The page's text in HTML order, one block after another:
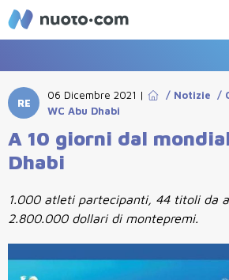
RE
06 Dicembre 2021 | / Notizie /
WC Abu Dhabi
A 10 giorni dal
Dhabi
1.000 atleti partecipanti, 44 titoli da
2.800.000 dollari di montepremi.